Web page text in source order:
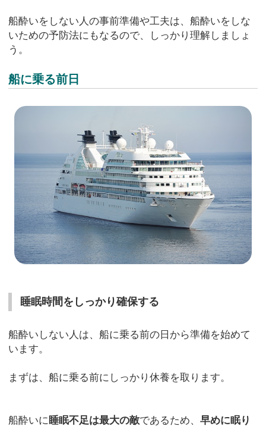
船酔いをしない人の事前準備や工夫は、船酔いをしな
いための予防法にもなるので、しっかり理解しましょ
う。
船に乗る前日
睡眠時間をしっかり確保する
船酔いしない人は、船に乗る前の日から準備を始めて
います。
まずは、船に乗る前にしっかり休養を取ります。
船酔いに 睡眠不足は最大の敵であるため、早めに眠り